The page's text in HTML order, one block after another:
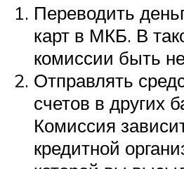
Переводить
карт в МКБ. В
комиссии быть
Отправлять
счетов в других
Комиссия
кредитной